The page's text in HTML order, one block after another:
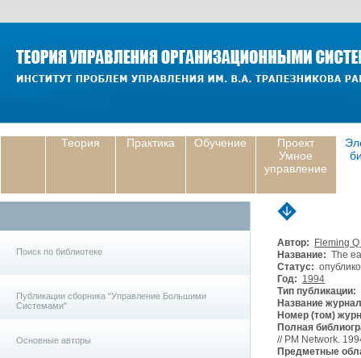
Теория Практика Обучение
Проект
Умное
управление
Поиск по библиотеке
Публикации сборника "Управление Большими
Системами"
Основные авторы
Автор:
Fleming Q
Название: The
Статус:
Год: 1994
Тип публикации:
Название
Номер (том)
Полная
// PM Network.
Предметные